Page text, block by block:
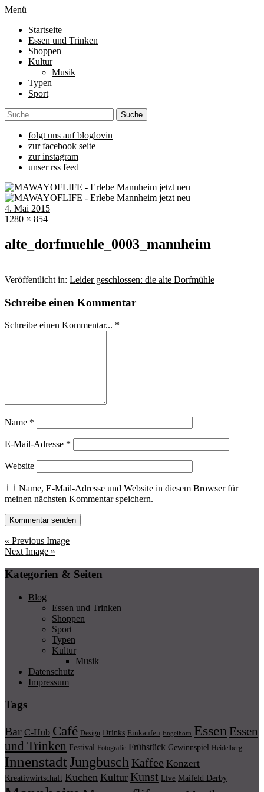
Menü
Startseite
Essen und Trinken
Shoppen
Kultur
Musik
Typen
Sport
folgt uns auf bloglovin
zur facebook seite
zur instagram
unser rss feed
4. Mai 2015
1280 × 854
alte_dorfmuehle_0003_mannheim
Veröffentlicht in: Leider geschlossen: die alte Dorfmühle
Schreibe einen Kommentar
Schreibe einen Kommentar... *
Name *
E-Mail-Adresse *
Website
Name, E-Mail-Adresse und Website in diesem Browser für
meinen nächsten Kommentar speichern.
« Previous Image
Next Image »
Kategorien & Seiten
Blog
Essen und Trinken
Shoppen
Sport
Typen
Kultur
Musik
Datenschutz
Impressum
Tags
Bar C-Hub Café Design Drinks Einkaufen Engelhorn Essen Essen
und Trinken Festival Fotografie Frühstück Gewinnspiel Heidelberg
InnenstadtJungbusch Kaffee Konzert
Kreativwirtschaft Kuchen Kultur Kunst Live Maifeld Derby